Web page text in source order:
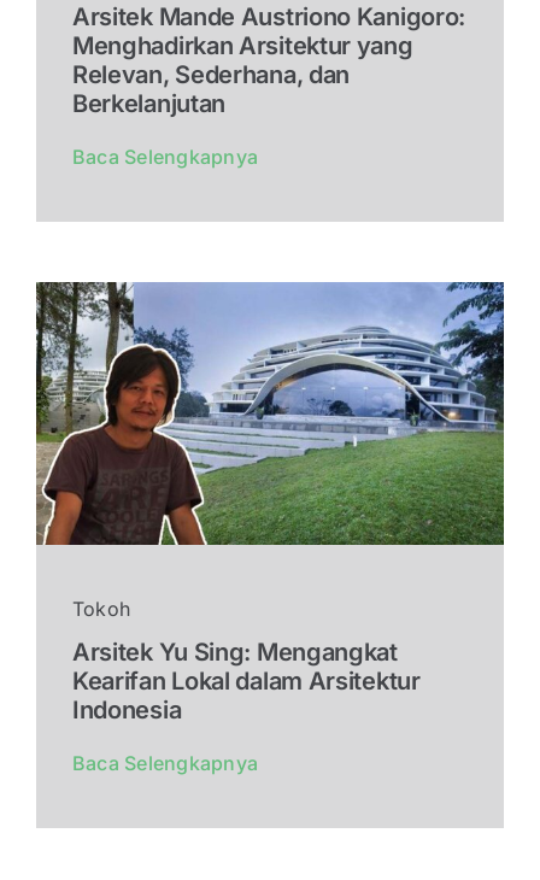
Arsitek Mande Austriono Kanigoro:
Menghadirkan Arsitektur yang
Relevan, Sederhana, dan
Berkelanjutan
Baca Selengkapnya
Tokoh
Arsitek Yu Sing: Mengangkat
Kearifan Lokal dalam Arsitektur
Indonesia
Baca Selengkapnya